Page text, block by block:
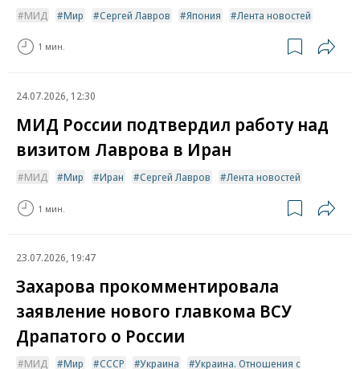
МИД Мир Сергей Лавров Япония Лента новостей
1 мин.
24.07.2026, 12:30
МИД России подтвердил работу над
визитом Лаврова в Иран
МИД Мир Иран Сергей Лавров Лента новостей
1 мин.
23.07.2026, 19:47
Захарова прокомментировала
заявление нового главкома ВСУ
Драпатого о России
МИД Мир СССР Украина
Украина. Отношения с